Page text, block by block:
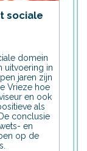
sociale
domein
uitvoering in
jaren zijn
Vrieze hoe
en ook
als
conclusie
en
op de